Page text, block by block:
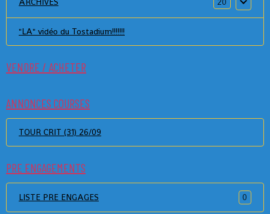
"LA" vidéo du Tostadium!!!!!!!
VENDRE / ACHETER
ANNONCES COURSES
TOUR CRIT (31) 26/09
PRE ENGAGEMENTS
LISTE PRE ENGAGES 0